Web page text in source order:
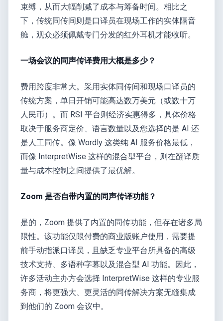
束缚，从而大幅削减了成本与筹备时间。相比之
下，传统同传间则是口译员在现场工作的实体隔音
舱，观众必须佩戴专门分发的红外耳机才能收听。
一场会议的同声传译费用大概是多少？
费用跨度非常大。采用实体同传间和现场口译员的
传统方案，单日开销可能高达数万美元（或数十万
人民币）。而 RSI 平台则经济实惠得多，具体价格
取决于服务商定价、语言数量以及您选择的是 AI 还
是人工同传。像 Wordly 这类纯 AI 服务价格最低，
而像 InterpretWise 这样的混合型平台，则在翻译质
量与成本控制之间提供了最优解。
Zoom 是否自带内置的同声传译功能？
是的，Zoom 提供了内置的同传功能，但存在诸多局
限性。该功能仅限付费的商业版账户使用，需要提
前手动指派口译员，且缺乏专业平台所具备的高级
技术支持、多语种字幕以及混合型 AI 功能。因此，
许多活动主办方会选择 InterpretWise 这样的专业服
务商，将更强大、更灵活的同传解决方案无缝集成
到他们的 Zoom 会议中。